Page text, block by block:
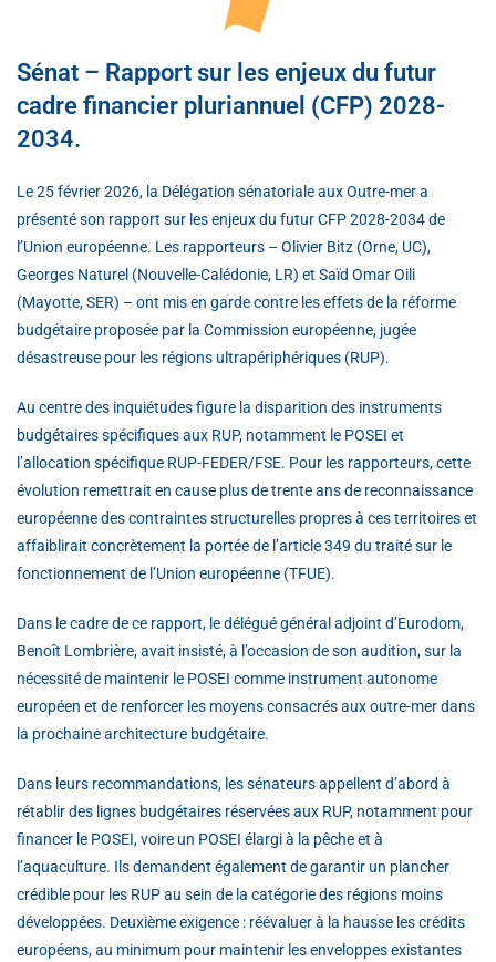
Sénat – Rapport sur les enjeux du futur
cadre financier pluriannuel (CFP) 2028-
2034.
Le 25 février 2026, la Délégation sénatoriale aux Outre-mer a
présenté son rapport sur les enjeux du futur CFP 2028-2034 de
l’Union européenne. Les rapporteurs – Olivier Bitz (Orne, UC),
Georges Naturel (Nouvelle-Calédonie, LR) et Saïd Omar Oili
(Mayotte, SER) – ont mis en garde contre les effets de la réforme
budgétaire proposée par la Commission européenne, jugée
désastreuse pour les régions ultrapériphériques (RUP).
Au centre des inquiétudes figure la disparition des instruments
budgétaires spécifiques aux RUP, notamment le POSEI et
l’allocation spécifique RUP-FEDER/FSE. Pour les rapporteurs, cette
évolution remettrait en cause plus de trente ans de reconnaissance
européenne des contraintes structurelles propres à ces territoires et
affaiblirait concrètement la portée de l’article 349 du traité sur le
fonctionnement de l’Union européenne (TFUE).
Dans le cadre de ce rapport, le délégué général adjoint d’Eurodom,
Benoît Lombrière, avait insisté, à l’occasion de son audition, sur la
nécessité de maintenir le POSEI comme instrument autonome
européen et de renforcer les moyens consacrés aux outre-mer dans
la prochaine architecture budgétaire.
Dans leurs recommandations, les sénateurs appellent d’abord à
rétablir des lignes budgétaires réservées aux RUP, notamment pour
financer le POSEI, voire un POSEI élargi à la pêche et à
l’aquaculture. Ils demandent également de garantir un plancher
crédible pour les RUP au sein de la catégorie des régions moins
développées. Deuxième exigence : réévaluer à la hausse les crédits
européens, au minimum pour maintenir les enveloppes existantes